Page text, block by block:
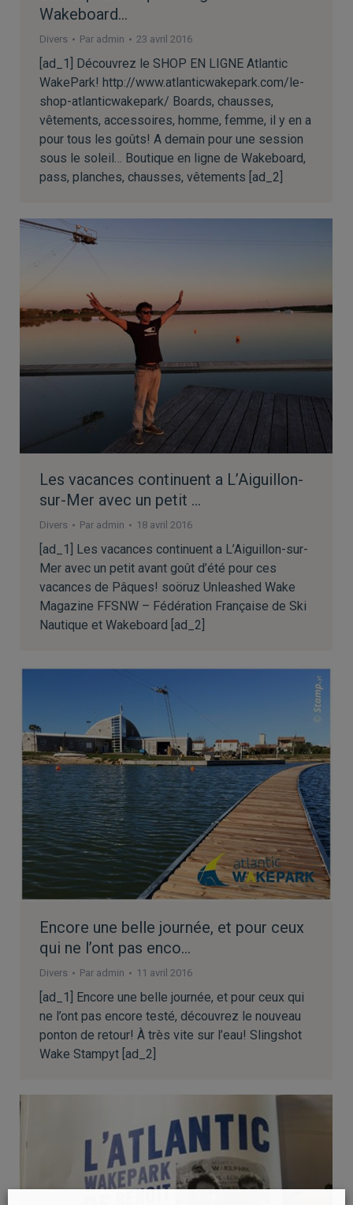
Wakeboard…
Divers Par admin 23 avril 2016
[ad_1] Découvrez le SHOP EN LIGNE Atlantic
WakePark! http://www.atlanticwakepark.com/le-
shop-atlanticwakepark/ Boards, chausses,
vêtements, accessoires, homme, femme, il y en a
pour tous les goûts! A demain pour une session
sous le soleil… Boutique en ligne de Wakeboard,
pass, planches, chausses, vêtements [ad_2]
Les vacances continuent a L’Aiguillon-
sur-Mer avec un petit …
Divers Par admin 18 avril 2016
[ad_1] Les vacances continuent a L’Aiguillon-sur-
Mer avec un petit avant goût d’été pour ces
vacances de Pâques! soöruz Unleashed Wake
Magazine FFSNW – Fédération Française de Ski
Nautique et Wakeboard [ad_2]
Encore une belle journée, et pour ceux
qui ne l’ont pas enco…
Divers Par admin 11 avril 2016
[ad_1] Encore une belle journée, et pour ceux qui
ne l’ont pas encore testé, découvrez le nouveau
ponton de retour! À très vite sur l’eau! Slingshot
Wake Stampyt [ad_2]